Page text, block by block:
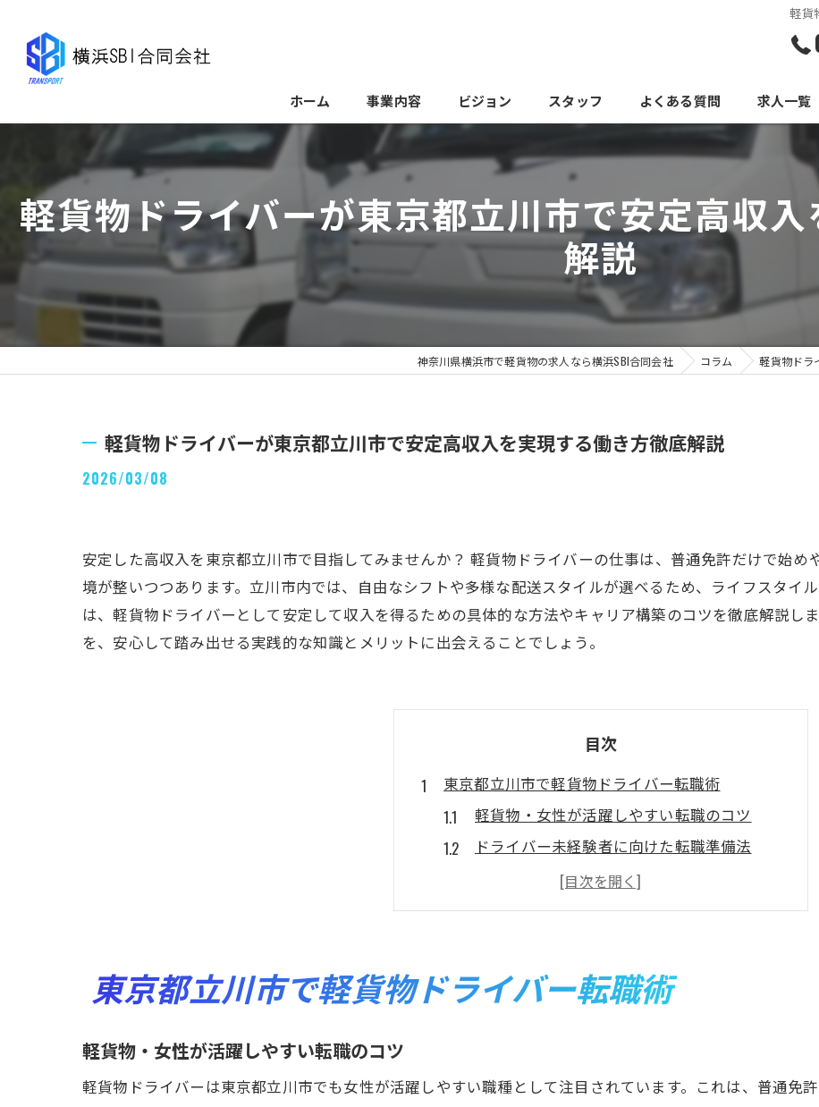
軽貨
ホーム 事業内容 ビジョン スタッフ よくある質問 求人一覧
軽貨物ドライバーが東京都立川市で安定高収
解説
神奈川県横浜市で軽貨物の求人なら横浜SBI合同会社 コラム 軽貨物ドラ
軽貨物ドライバーが東京都立川市で安定高収入を実現する働き方徹底解説
2026/03/08
安定した高収入を東京都立川市で目指してみませんか？ 軽貨物ドライバーの仕事は、普通免許だけで始
境が整いつつあります。立川市内では、自由なシフトや多様な配送スタイルが選べるため、ライフスタイ
は、軽貨物ドライバーとして安定して収入を得るための具体的な方法やキャリア構築のコツを徹底解説し
を、安心して踏み出せる実践的な知識とメリットに出会えることでしょう。
目次
東京都立川市で軽貨物ドライバー転職術
軽貨物・女性が活躍しやすい転職のコツ
ドライバー未経験者に向けた転職準備法
女性も安心できる軽貨物転職サポート体制
軽貨物・女性歓迎の求人を見極める方法
女性にも広がる軽貨物運送の魅力発見
軽貨物・女性ドライバー増加の背景と魅力
主婦や未経験も活躍する軽貨物の現場
東京都立川市で軽貨物ドライバー転職術
軽貨物・女性が活躍しやすい転職のコツ
軽貨物ドライバーは東京都立川市でも女性が活躍しやすい職種として注目されています。これは、普通免